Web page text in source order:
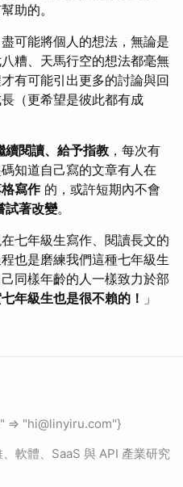
助的。
可能將個人的想法，無論是
糟、天馬行空的想法都毫無
有可能引出更多的討論與回
（更希望是彼此都有成
續閱讀、給予指教 ，每次有
知道自己寫的文章有人在
寫作的，或許短期內不會
試著改變。
七年級生寫作、閱讀長文的
也是磨練我們這種七年級生
同樣年齡的人一樣致力於部
年級生也是很不賴的！ 」
=> "hi@linyiru.com"}
軟體、SaaS 與 API 產業研究